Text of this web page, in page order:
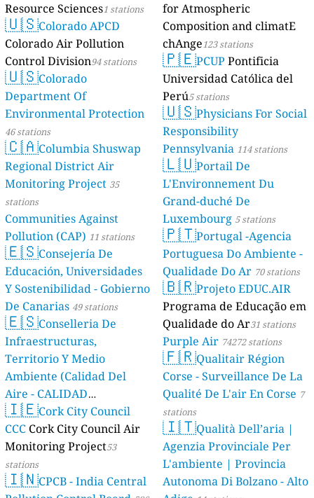
Resource Sciences1 stations
🇺🇸Colorado APCD
Colorado Air Pollution
Control Division94 stations
🇺🇸Colorado
Department Of
Environmental Protection
46 stations
🇨🇦Columbia Shuswap
Regional District Air
Monitoring Project 35
stations
Communities Against
Pollution (CAP) 11 stations
🇪🇸Consejería De
Educación, Universidades
Y Sostenibilidad - Gobierno
De Canarias 49 stations
🇪🇸Conselleria De
Infraestructuras,
Territorio Y Medio
Ambiente (Calidad Del
Aire - CALIDAD
AMBIENTAL) 23 stations
🇮🇪Cork City Council
CCC Cork City Council Air
Monitoring Project53
stations
🇮🇳CPCB - India Central
for Atmospheric
Composition and climatE
chAnge123 stations
🇵🇪PCUP Pontificia
Universidad Católica del
Perú5 stations
🇺🇸Physicians For Social
Responsibility
Pennsylvania 114 stations
🇱🇺Portail De
L'Environnement Du
Grand-duché De
Luxembourg 5 stations
🇵🇹Portugal -Agencia
Portuguesa Do Ambiente -
Qualidade Do Ar 70 stations
🇧🇷Projeto EDUC.AIR
Programa de Educação em
Qualidade do Ar31 stations
Purple Air 74272 stations
🇫🇷Qualitair Région
Corse - Surveillance De La
Qualité De L'air En Corse 7
stations
🇮🇹Qualità Dell’aria |
Agenzia Provinciale Per
L'ambiente | Provincia
Autonoma Di Bolzano - Alto